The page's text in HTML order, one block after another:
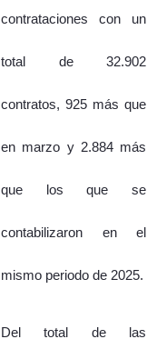
contrataciones con un
total de 32.902
contratos, 925 más que
en marzo y 2.884 más
que los que se
contabilizaron en el
mismo periodo de 2025.
Del total de las